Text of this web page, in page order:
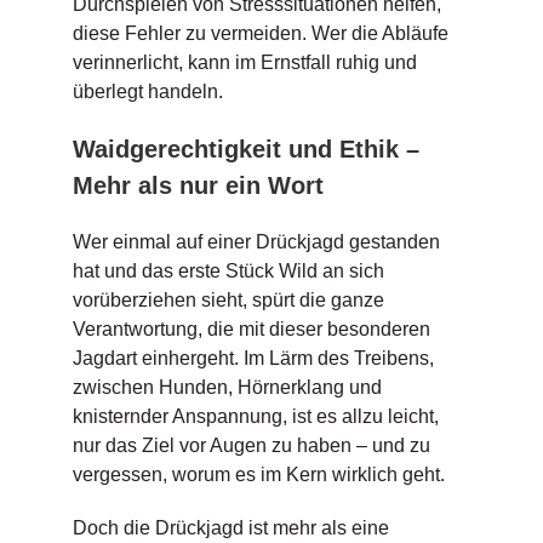
diese Fehler zu vermeiden. Wer die Abläufe
verinnerlicht, kann im Ernstfall ruhig und
überlegt handeln.
Waidgerechtigkeit und Ethik –
Mehr als nur ein Wort
Wer einmal auf einer Drückjagd gestanden
hat und das erste Stück Wild an sich
vorüberziehen sieht, spürt die ganze
Verantwortung, die mit dieser besonderen
Jagdart einhergeht. Im Lärm des Treibens,
zwischen Hunden, Hörnerklang und
knisternder Anspannung, ist es allzu leicht,
nur das Ziel vor Augen zu haben – und zu
vergessen, worum es im Kern wirklich geht.
Doch die Drückjagd ist mehr als eine